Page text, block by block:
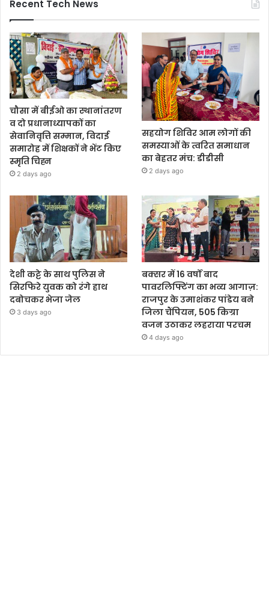
Recent Tech News
चौसा में बीईओ का स्थानांतरण
व दो प्रधानाध्यापकों का
सेवानिवृत्ति सम्मान, विदाई
समारोह में शिक्षकों ने भेंट किए
स्मृति चिह्न
2 days ago
सहयोग शिविर आम लोगों की
समस्याओं के त्वरित समाधान
का बेहतर मंच: डीडीसी
2 days ago
देशी कट्टे के साथ पुलिस ने
सिरफिरे युवक को रंगे हाथ
दबोचकर भेजा जेल
3 days ago
बक्सर में 16 वर्षों बाद
पावरलिफ्टिंग का भव्य आगाज़:
राजपुर के उमाशंकर पांडेय बने
जिला चैंपियन, 505 किग्रा
वजन उठाकर लहराया परचम
4 days ago